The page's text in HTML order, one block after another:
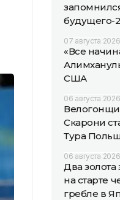
будущего-
07 августа
«Все
США
06 августа
Скарони
Тура
06 августа
Два золота
на старте
гребле в